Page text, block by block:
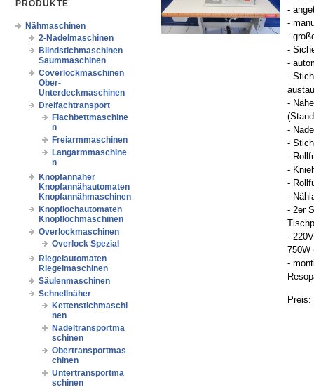
PRODUKTE
Nähmaschinen
2-Nadelmaschinen
Blindstichmaschinen
Saummaschinen
Coverlockmaschinen
Ober-
Unterdeckmaschinen
Dreifachtransport
Flachbettmaschine
n
Freiarmmaschinen
Langarmmaschine
n
Knopfannäher
Knopfannähautomaten
Knopfannähmaschinen
Knopflochautomaten
Knopflochmaschinen
Overlockmaschinen
Overlock Spezial
Riegelautomaten
Riegelmaschinen
Säulenmaschinen
Schnellnäher
Kettenstichmaschi
nen
Nadeltransportma
schinen
Obertransportmas
chinen
Untertransportma
schinen
-
-
-
-
-
-
-
-
-
-
-
-
-
- 2er
-
750W
-
Preis: